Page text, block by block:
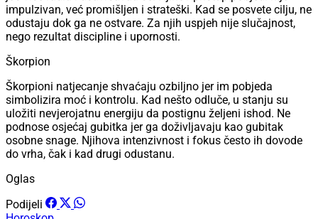
impulzivan, već promišljen i strateški. Kad se posvete cilju, ne
odustaju dok ga ne ostvare. Za njih uspjeh nije slučajnost,
nego rezultat discipline i upornosti.
Škorpion
Škorpioni natjecanje shvaćaju ozbiljno jer im pobjeda
simbolizira moć i kontrolu. Kad nešto odluče, u stanju su
uložiti nevjerojatnu energiju da postignu željeni ishod. Ne
podnose osjećaj gubitka jer ga doživljavaju kao gubitak
osobne snage. Njihova intenzivnost i fokus često ih dovode
do vrha, čak i kad drugi odustanu.
Oglas
Podijeli